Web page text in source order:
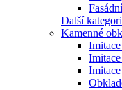
Další
Kamenné